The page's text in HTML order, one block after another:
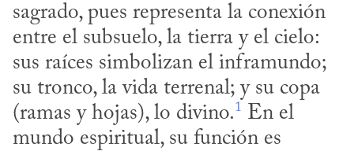
sagrado, pues representa la conexión
entre el subsuelo, la tierra y el cielo:
sus raíces simbolizan el inframundo;
su tronco, la vida terrenal; y su copa
(ramas y hojas), lo divino.1 En el
mundo espiritual, su función es